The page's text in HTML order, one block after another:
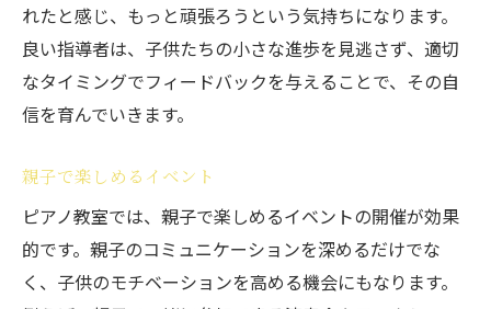
れたと感じ、もっと頑張ろうという気持ちになります。
良い指導者は、子供たちの小さな進歩を見逃さず、適切
なタイミングでフィードバックを与えることで、その自
信を育んでいきます。
親子で楽しめるイベント
ピアノ教室では、親子で楽しめるイベントの開催が効果
的です。親子のコミュニケーションを深めるだけでな
く、子供のモチベーションを高める機会にもなります。